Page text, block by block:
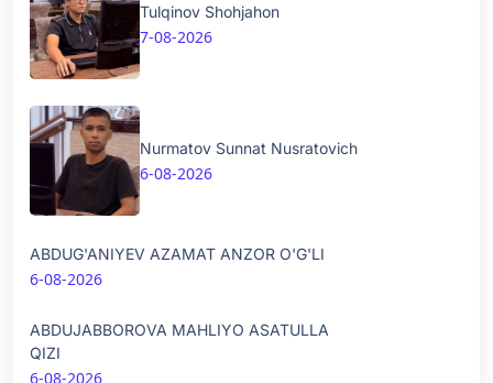
Tulqinov Shohjahon
7-08-2026
Nurmatov Sunnat Nusratovich
6-08-2026
ABDUG'ANIYEV AZAMAT ANZOR O'G'LI
6-08-2026
ABDUJABBOROVA MAHLIYO ASATULLA
QIZI
6-08-2026